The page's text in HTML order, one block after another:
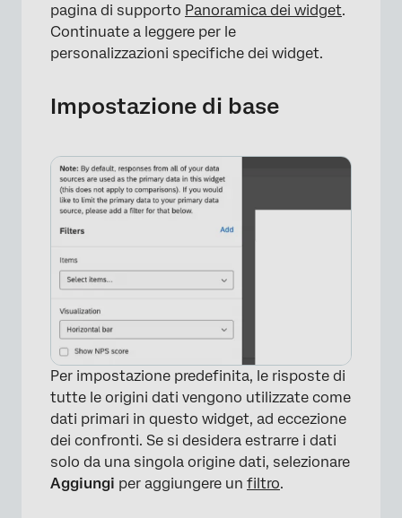
pagina di supporto Panoramica dei widget.
Continuate a leggere per le
personalizzazioni specifiche dei widget.
Impostazione di base
Per impostazione predefinita, le risposte di
tutte le origini dati vengono utilizzate come
dati primari in questo widget, ad eccezione
dei confronti. Se si desidera estrarre i dati
solo da una singola origine dati, selezionare
Aggiungi per aggiungere un filtro.